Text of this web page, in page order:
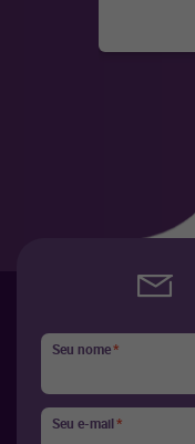
Seu nome*
Seu e-mail*